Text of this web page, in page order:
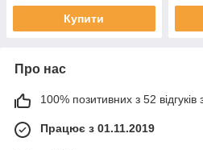
Купити
Про нас
100% позитивних з 52 відгуків
Працює з 01.11.2019